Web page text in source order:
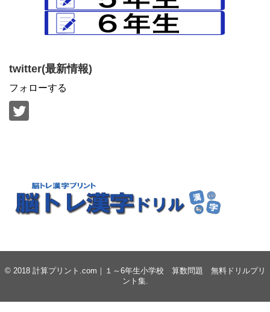
twitter(最新情報)
フォローする
© 2018 計算プリント.com｜１～6年生小学校 算数問題 無料ドリルプリ
ント集.